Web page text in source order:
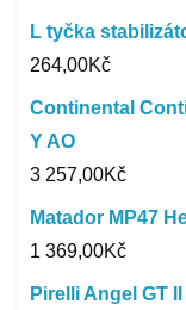
L tyčka
264,00Kč
Continental
Y AO
3 257,00Kč
Matador MP47
1 369,00Kč
Pirelli Angel GT